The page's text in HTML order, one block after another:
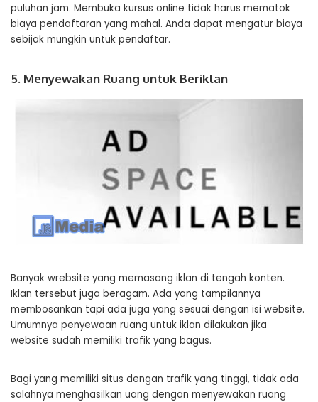
puluhan jam. Membuka kursus online tidak harus mematok
biaya pendaftaran yang mahal. Anda dapat mengatur biaya
sebijak mungkin untuk pendaftar.
5. Menyewakan Ruang untuk Beriklan
Banyak wrebsite yang memasang iklan di tengah konten.
Iklan tersebut juga beragam. Ada yang tampilannya
membosankan tapi ada juga yang sesuai dengan isi website.
Umumnya penyewaan ruang untuk iklan dilakukan jika
website sudah memiliki trafik yang bagus.
Bagi yang memiliki situs dengan trafik yang tinggi, tidak ada
salahnya menghasilkan uang dengan menyewakan ruang